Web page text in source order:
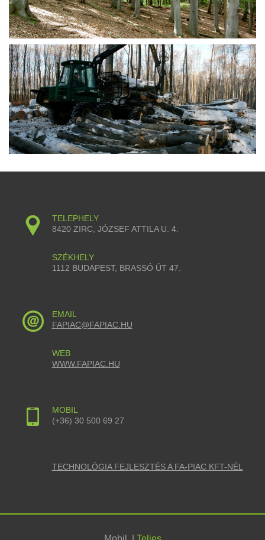
TELEPHELY
8420 ZIRC, JÓZSEF ATTILA U. 4.
SZÉKHELY
1112 BUDAPEST, BRASSÓ ÚT 47.
EMAIL
FAPIAC@FAPIAC.HU
WEB
WWW.FAPIAC.HU
MOBIL
(+36) 30 500 69 27
TECHNOLÓGIA FEJLESZTÉS A FA-PIAC KFT-NÉL